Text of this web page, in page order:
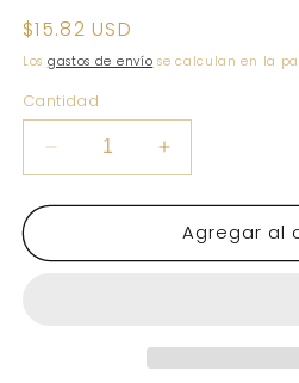
una
ventana
modal
Precio
habitual
$15.82 USD
Los gastos de envío se calculan en la
Cantidad
Reducir
cantidad
para
Ring
Aumentar
cantidad
para
CORINA
Ring
Agregar al